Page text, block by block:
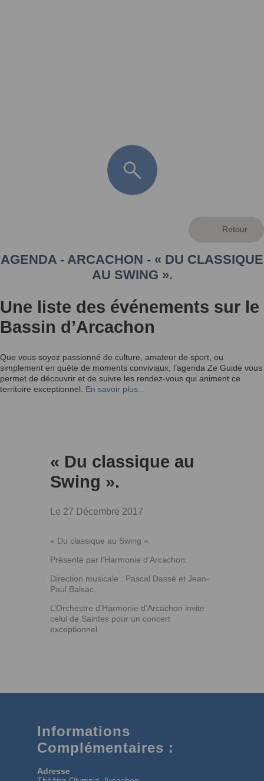
AGENDA - ARCACHON - « DU CLASSIQUE
AU SWING ».
Une liste des événements sur le
Bassin d’Arcachon
Que vous soyez passionné de culture, amateur de sport, ou
simplement en quête de moments conviviaux, l’agenda Ze Guide vous
permet de découvrir et de suivre les rendez-vous qui animent ce
territoire exceptionnel. En savoir plus...
« Du classique au
Swing ».
Le 27 Décembre 2017
« Du classique au Swing ».
Présenté par l’Harmonie d’Arcachon.
Direction musicale : Pascal Dassé et Jean-
Paul Balsac.
L’Orchestre d’Harmonie d’Arcachon invite
celui de Saintes pour un concert
exceptionnel.
Informations
Complémentaires :
Adresse